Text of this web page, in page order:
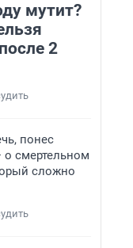
мутит?
2
понес
о смертельном
сложно